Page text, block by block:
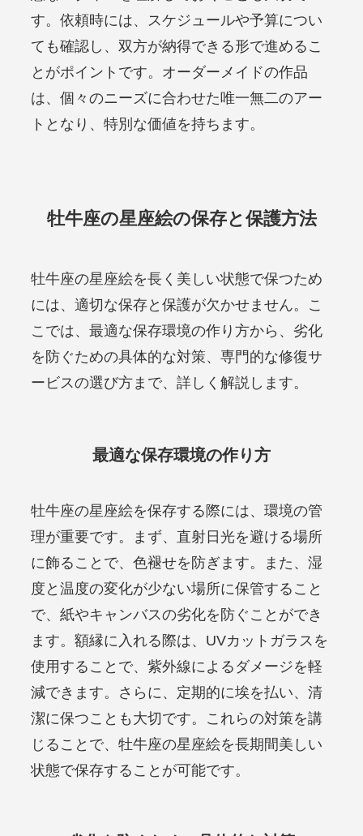
す。依頼時には、スケジュールや予算につい
ても確認し、双方が納得できる形で進めるこ
とがポイントです。オーダーメイドの作品
は、個々のニーズに合わせた唯一無二のアー
トとなり、特別な価値を持ちます。
牡牛座の星座絵の保存と保護方法
牡牛座の星座絵を長く美しい状態で保つため
には、適切な保存と保護が欠かせません。こ
こでは、最適な保存環境の作り方から、劣化
を防ぐための具体的な対策、専門的な修復サ
ービスの選び方まで、詳しく解説します。
最適な保存環境の作り方
牡牛座の星座絵を保存する際には、環境の管
理が重要です。まず、直射日光を避ける場所
に飾ることで、色褪せを防ぎます。また、湿
度と温度の変化が少ない場所に保管すること
で、紙やキャンバスの劣化を防ぐことができ
ます。額縁に入れる際は、UVカットガラスを
使用することで、紫外線によるダメージを軽
減できます。さらに、定期的に埃を払い、清
潔に保つことも大切です。これらの対策を講
じることで、牡牛座の星座絵を長期間美しい
状態で保存することが可能です。